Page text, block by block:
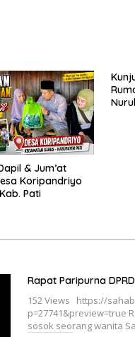
& Jum’at
Koripandriyo
Pati
Rapat Paripurna DPRD
152 Views https://
p=27741&preview=true
sosok seorang wanita